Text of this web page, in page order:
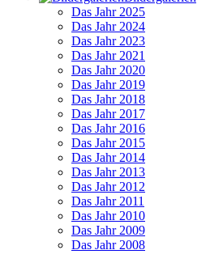
Das Jahr 2025
Das Jahr 2024
Das Jahr 2023
Das Jahr 2021
Das Jahr 2020
Das Jahr 2019
Das Jahr 2018
Das Jahr 2017
Das Jahr 2016
Das Jahr 2015
Das Jahr 2014
Das Jahr 2013
Das Jahr 2012
Das Jahr 2011
Das Jahr 2010
Das Jahr 2009
Das Jahr 2008